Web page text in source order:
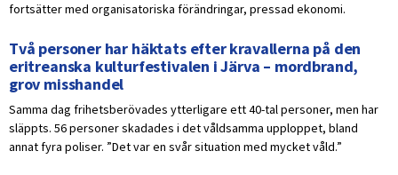
fortsätter med organisatoriska förändringar, pressad ekonomi.
Två personer har häktats efter kravallerna på den
eritreanska kulturfestivalen i Järva – mordbrand,
grov misshandel
Samma dag frihetsberövades ytterligare ett 40-tal personer, men har
släppts. 56 personer skadades i det våldsamma upploppet, bland
annat fyra poliser. ”Det var en svår situation med mycket våld.”